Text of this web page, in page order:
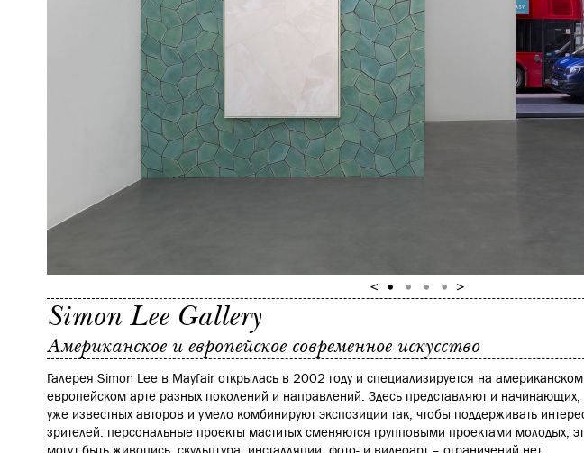
Simon Lee Gallery
Американское и европейское современное искусство
Галерея Simon Lee в Mayfair открылась в 2002 году и специализируется на
европейском арте разных поколений и направлений. Здесь представляют и начинающих,
уже известных авторов и умело комбинируют экспозиции так, чтобы поддерживать
зрителей: персональные проекты маститых сменяются групповыми проектами молодых,